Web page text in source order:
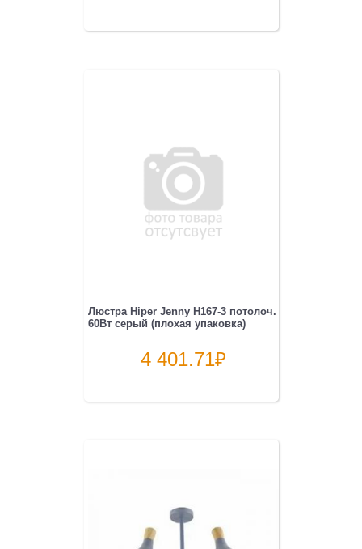
Люстра Hiper Jenny H167-3 потолоч.
60Вт серый (плохая упаковка)
4 401.71₽